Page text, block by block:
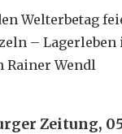
Welterbetag
– Lagerleben
Rainer Wendl
Zeitung,